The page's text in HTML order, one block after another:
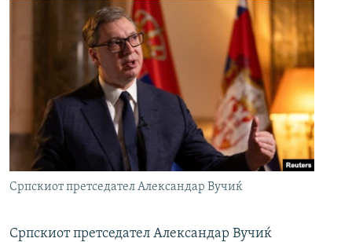
Српскиот претседател Александар Вучиќ
Српскиот претседател Александар Вучиќ